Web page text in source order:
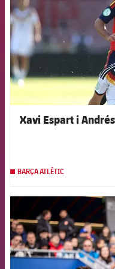
Xavi Espart i
BARÇA ATLÈTIC